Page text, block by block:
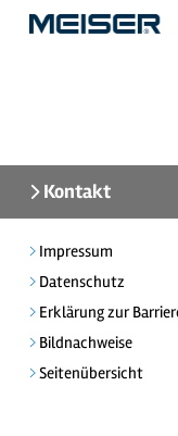
Kontakt
Impressum
Datenschutz
Erklärung zur
Bildnachweise
Seitenübersicht